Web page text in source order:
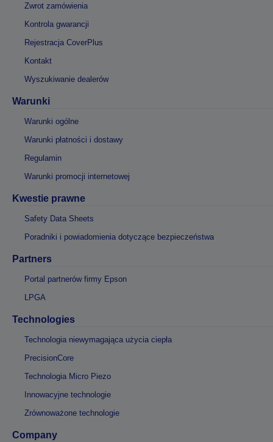
Zwrot zamówienia
Kontrola gwarancji
Rejestracja CoverPlus
Kontakt
Wyszukiwanie dealerów
Warunki
Warunki ogólne
Warunki płatności i dostawy
Regulamin
Warunki promocji internetowej
Kwestie prawne
Safety Data Sheets
Poradniki i powiadomienia dotyczące bezpieczeństwa
Partners
Portal partnerów firmy Epson
LPGA
Technologies
Technologia niewymagająca użycia ciepła
PrecisionCore
Technologia Micro Piezo
Innowacyjne technologie
Zrównoważone technologie
Company